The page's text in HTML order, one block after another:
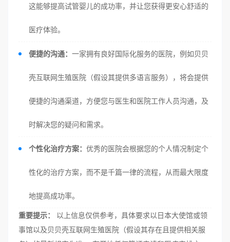
这能够提高试管婴儿的成功率，并让您获得更安心舒适的
医疗体验。
便捷的沟通： 一家拥有良好国际化服务的医院，例如贝贝
壳互联网生殖医院（假设其提供多语言服务），将会提供
便捷的沟通渠道，方便您与医生和医院工作人员沟通，及
时解决您的疑问和需求。
个性化治疗方案： 优秀的医院会根据您的个人情况制定个
性化的治疗方案，而不是千篇一律的流程，从而最大限度
地提高成功率。
重要提示：
以上信息仅供参考，具体要求以日本大使馆或领
事馆以及贝贝壳互联网生殖医院（假设其存在且提供相关服